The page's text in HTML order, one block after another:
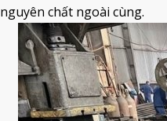
nguyên chất ngoài cùng.